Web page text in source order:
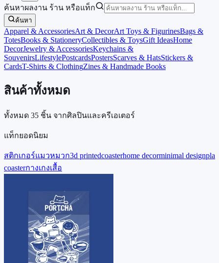
ค้นหาผลงาน ร้าน หรือแท็ก
ค้นหา
Apparel & AccessoriesArt & DecorArt Toys & FigurinesBags &
TotesBooks & StationeryCollectibles & ToysGift IdeasHome
DecorJewelry & AccessoriesKeychains &
SouvenirsLifestylePostcardsPostersScarves & HatsStickers &
CardsT-Shirts & ClothingZines & Handmade Books
สินค้าทั้งหมด
ทั้งหมด 35 ชิ้น จากศิลปินและครีเอเตอร์
แท็กยอดนิยม
สติกเกอร์แมวหมวก3d printedcoasterhome decorminimal designpla
coasterกางเกงเสื้อ